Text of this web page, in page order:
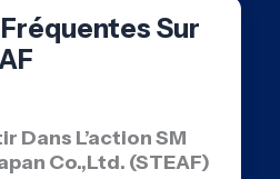
Sur
Dans L’action SM
Co.,Ltd. (STEAF)